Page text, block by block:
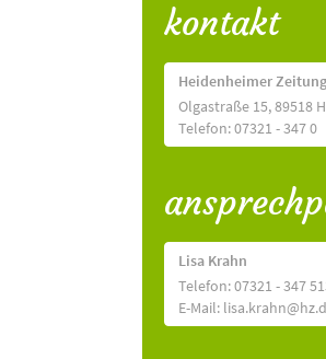
kontakt
Heidenheimer
Olgastraße 15, 89518
Telefon: 07321 - 347 0
Lisa Krahn
Telefon: 07321 - 347
E-Mail: